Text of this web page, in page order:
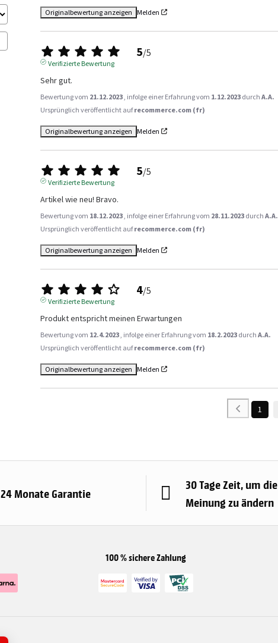
Originalbewertung anzeigen Melden
5/5
Verifizierte Bewertung
Sehr gut.
Bewertung vom 21.12.2023 , infolge einer Erfahrung vom 1.12.2023 durchA.A.
Ursprünglich veröffentlicht aufrecommerce.com (fr)
Originalbewertung anzeigen Melden
5/5
Verifizierte Bewertung
Artikel wie neu! Bravo.
Bewertung vom 18.12.2023 , infolge einer Erfahrung vom 28.11.2023 durchA.A.
Ursprünglich veröffentlicht aufrecommerce.com (fr)
Originalbewertung anzeigen Melden
4/5
Verifizierte Bewertung
Produkt entspricht meinen Erwartungen
Bewertung vom 12.4.2023 , infolge einer Erfahrung vom 18.2.2023 durchA.A.
Ursprünglich veröffentlicht aufrecommerce.com (fr)
Originalbewertung anzeigen Melden
1
24 Monate Garantie
30 Tage Zeit, um die
Meinung zu ändern
100 % sichere Zahlung